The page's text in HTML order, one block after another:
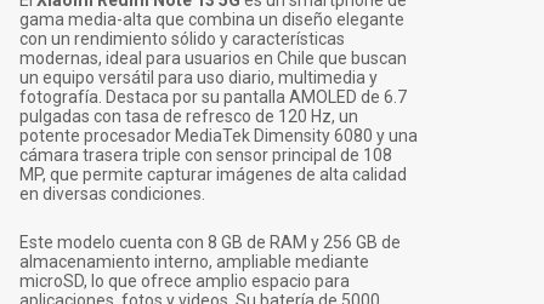
gama media-alta que combina un diseño elegante
con un rendimiento sólido y características
modernas, ideal para usuarios en Chile que buscan
un equipo versátil para uso diario, multimedia y
fotografía. Destaca por su pantalla AMOLED de 6.7
pulgadas con tasa de refresco de 120 Hz, un
potente procesador MediaTek Dimensity 6080 y una
cámara trasera triple con sensor principal de 108
MP, que permite capturar imágenes de alta calidad
en diversas condiciones.
Este modelo cuenta con 8 GB de RAM y 256 GB de
almacenamiento interno, ampliable mediante
microSD, lo que ofrece amplio espacio para